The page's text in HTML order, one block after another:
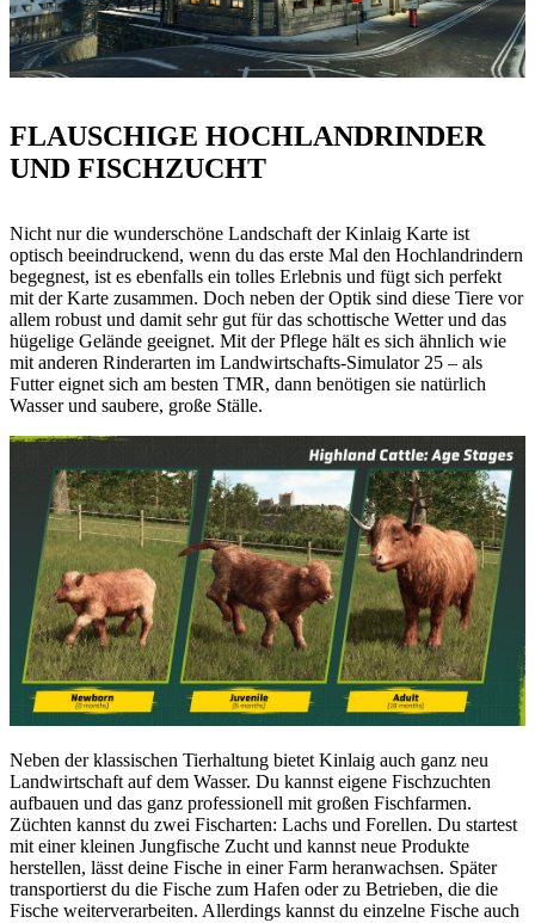
FLAUSCHIGE HOCHLANDRINDER
UND FISCHZUCHT
Nicht nur die wunderschöne Landschaft der Kinlaig Karte ist
optisch beeindruckend, wenn du das erste Mal den Hochlandrindern
begegnest, ist es ebenfalls ein tolles Erlebnis und fügt sich perfekt
mit der Karte zusammen. Doch neben der Optik sind diese Tiere vor
allem robust und damit sehr gut für das schottische Wetter und das
hügelige Gelände geeignet. Mit der Pflege hält es sich ähnlich wie
mit anderen Rinderarten im Landwirtschafts-Simulator 25 – als
Futter eignet sich am besten TMR, dann benötigen sie natürlich
Wasser und saubere, große Ställe.
Neben der klassischen Tierhaltung bietet Kinlaig auch ganz neu
Landwirtschaft auf dem Wasser. Du kannst eigene Fischzuchten
aufbauen und das ganz professionell mit großen Fischfarmen.
Züchten kannst du zwei Fischarten: Lachs und Forellen. Du startest
mit einer kleinen Jungfische Zucht und kannst neue Produkte
herstellen, lässt deine Fische in einer Farm heranwachsen. Später
transportierst du die Fische zum Hafen oder zu Betrieben, die die
Fische weiterverarbeiten. Allerdings kannst du einzelne Fische auch